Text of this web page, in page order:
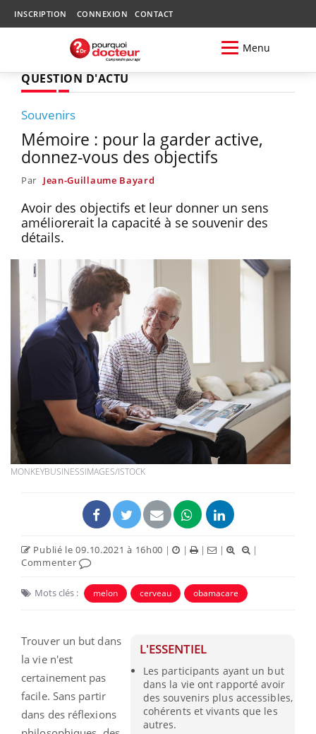
INSCRIPTION CONNEXION CONTACT
Menu
QUESTION D'ACTU
Souvenirs
Mémoire : pour la garder active,
donnez-vous des objectifs
Par Jean-Guillaume Bayard
Avoir des objectifs et leur donner un sens
améliorerait la capacité à se souvenir des
détails.
MONKEYBUSINESSIMAGES/ISTOCK
Publié le 09.10.2021 à 16h00 | | | |
|
Commenter
Mots clés : melon cerveau obamacare
L'ESSENTIEL
Les participants ayant un but
dans la vie ont rapporté avoir
des souvenirs plus accessibles,
cohérents et vivants que les
autres.
Trouver un but dans
la vie n'est
certainement pas
facile. Sans partir
dans des réflexions